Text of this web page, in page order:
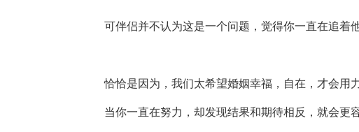
可伴侣并不认为这是一个问题，觉得你一直在追着
恰恰是因为，我们太希望婚姻幸福，自在，才会用
当你一直在努力，却发现结果和期待相反，就会